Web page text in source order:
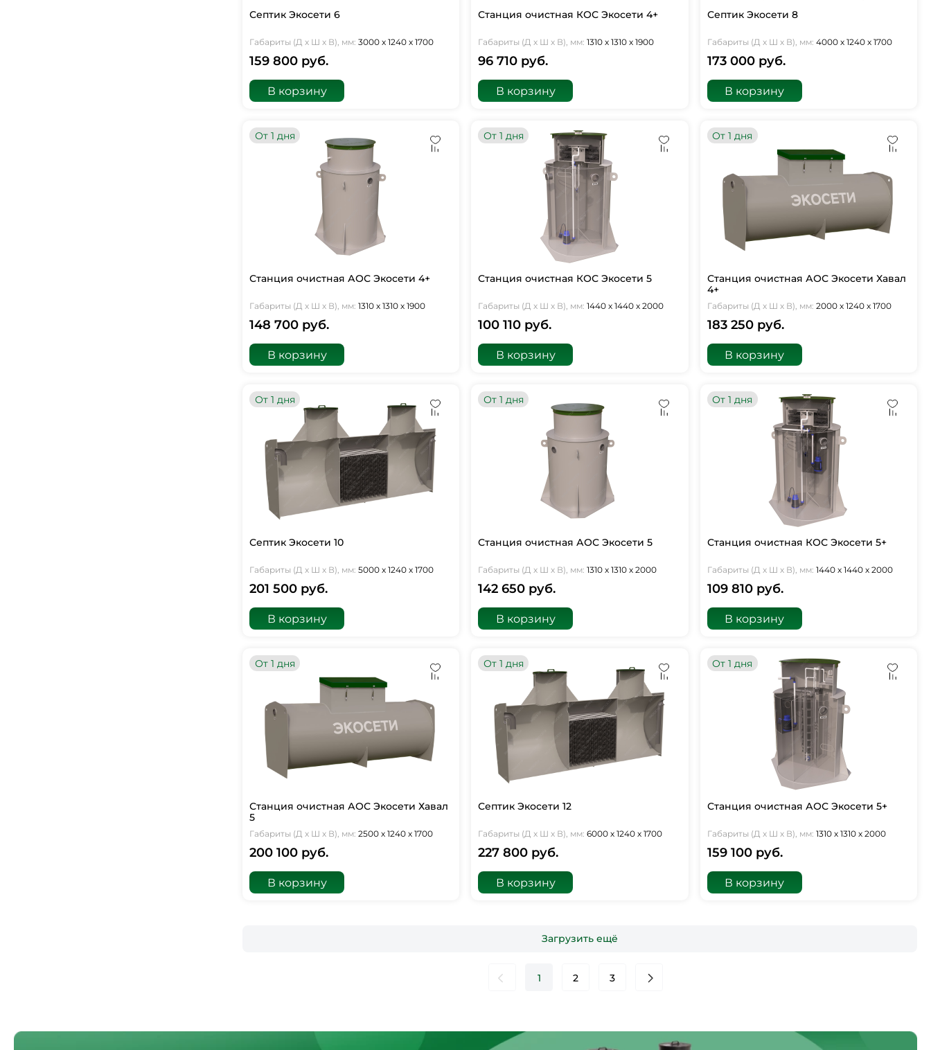
Септик Экосети 6
Габариты (Д х Ш х В), мм: 3000 х 1240 х 1700
159 800 руб.
В корзину
Станция очистная КОС Экосети 4+
Габариты (Д х Ш х В), мм: 1310 х 1310 х 1900
96 710 руб.
В корзину
Септик Экосети 8
Габариты (Д х Ш х В), мм: 4000 х 1240 х 1700
173 000 руб.
В корзину
От 1 дня
Станция очистная АОС Экосети 4+
Габариты (Д х Ш х В), мм: 1310 х 1310 х 1900
148 700 руб.
В корзину
От 1 дня
Станция очистная КОС Экосети 5
Габариты (Д х Ш х В), мм: 1440 х 1440 х 2000
100 110 руб.
В корзину
От 1 дня
Станция очистная АОС Экосети Хавал
4+
Габариты (Д х Ш х В), мм: 2000 х 1240 х 1700
183 250 руб.
В корзину
От 1 дня
Септик Экосети 10
Габариты (Д х Ш х В), мм: 5000 х 1240 х 1700
201 500 руб.
В корзину
От 1 дня
Станция очистная АОС Экосети 5
Габариты (Д х Ш х В), мм: 1310 х 1310 х 2000
142 650 руб.
В корзину
От 1 дня
Станция очистная КОС Экосети 5+
Габариты (Д х Ш х В), мм: 1440 х 1440 х 2000
109 810 руб.
В корзину
От 1 дня
Станция очистная АОС Экосети Хавал
5
Габариты (Д х Ш х В), мм: 2500 х 1240 х 1700
200 100 руб.
В корзину
От 1 дня
Септик Экосети 12
Габариты (Д х Ш х В), мм: 6000 х 1240 х 1700
227 800 руб.
В корзину
От 1 дня
Станция очистная АОС Экосети 5+
Габариты (Д х Ш х В), мм: 1310 х 1310 х 2000
159 100 руб.
В корзину
Загрузить ещё
1 2 3